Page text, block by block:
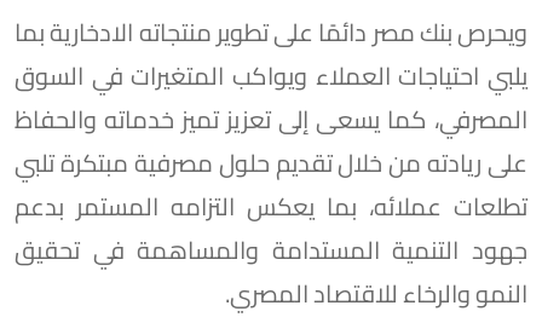
ويحرص بنك مصر دائمًا على تطوير منتجاته الادخارية بما
يلبي احتياجات العملاء ويواكب المتغيرات في السوق
المصرفي، كما يسعى إلى تعزيز تميز خدماته والحفاظ
على ريادته من خلال تقديم حلول مصرفية مبتكرة تلبي
تطلعات عملائه، بما يعكس التزامه المستمر بدعم
جهود التنمية المستدامة والمساهمة في تحقيق
النمو والرخاء للاقتصاد المصري.